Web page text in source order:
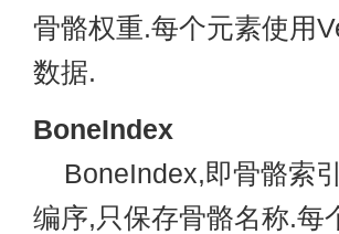
骨骼权重.每个元素使用
数据.
BoneIndex
BoneIndex,即骨骼索
编序,只保存骨骼名称.每